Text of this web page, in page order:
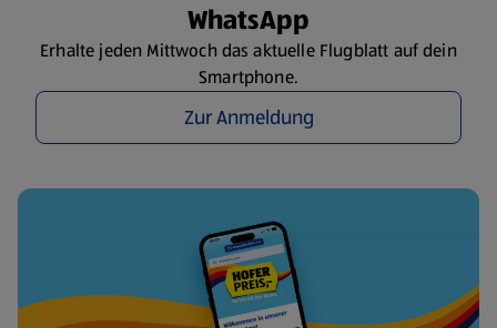
WhatsApp
Erhalte jeden Mittwoch das aktuelle Flugblatt auf dein
Smartphone.
Zur Anmeldung